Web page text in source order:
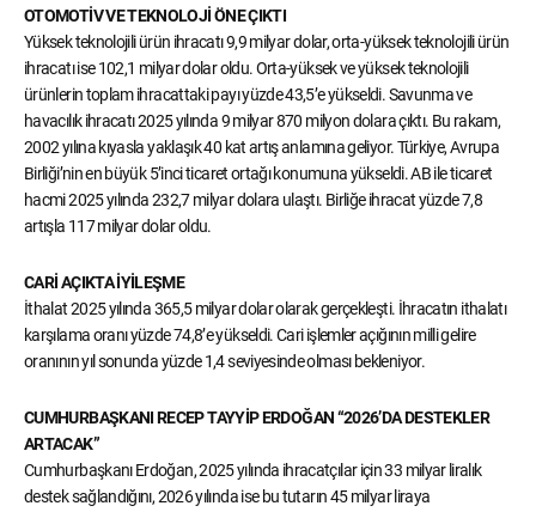
OTOMOTİV VE TEKNOLOJİ ÖNE ÇIKTI
Yüksek teknolojili ürün ihracatı 9,9 milyar dolar, orta-yüksek teknolojili ürün
ihracatı ise 102,1 milyar dolar oldu. Orta-yüksek ve yüksek teknolojili
ürünlerin toplam ihracattaki payı yüzde 43,5’e yükseldi. Savunma ve
havacılık ihracatı 2025 yılında 9 milyar 870 milyon dolara çıktı. Bu rakam,
2002 yılına kıyasla yaklaşık 40 kat artış anlamına geliyor. Türkiye, Avrupa
Birliği’nin en büyük 5’inci ticaret ortağı konumuna yükseldi. AB ile ticaret
hacmi 2025 yılında 232,7 milyar dolara ulaştı. Birliğe ihracat yüzde 7,8
artışla 117 milyar dolar oldu.
CARİ AÇIKTA İYİLEŞME
İthalat 2025 yılında 365,5 milyar dolar olarak gerçekleşti. İhracatın ithalatı
karşılama oranı yüzde 74,8’e yükseldi. Cari işlemler açığının milli gelire
oranının yıl sonunda yüzde 1,4 seviyesinde olması bekleniyor.
CUMHURBAŞKANI RECEP TAYYİP ERDOĞAN “2026’DA DESTEKLER
ARTACAK”
Cumhurbaşkanı Erdoğan, 2025 yılında ihracatçılar için 33 milyar liralık
destek sağlandığını, 2026 yılında ise bu tutarın 45 milyar liraya